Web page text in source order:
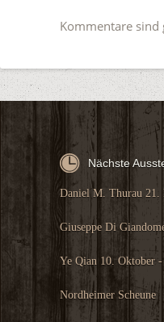
Kommentare sind
Nächste
Daniel M. Thurau
Giuseppe Di
Ye Qian 10. Oktober
Nordheimer Scheune